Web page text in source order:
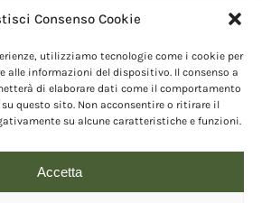
Consenso Cookie
utilizziamo tecnologie come i cookie per
alle informazioni del dispositivo. Il consenso a
di elaborare dati come il comportamento
questo sito. Non acconsentire o ritirare il
su alcune caratteristiche e funzioni.
Accetta
IGP
DOP IGP